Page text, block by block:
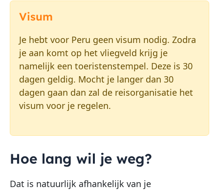
Visum
Je hebt voor Peru geen visum nodig. Zodra
je aan komt op het vliegveld krijg je
namelijk een toeristenstempel. Deze is 30
dagen geldig. Mocht je langer dan 30
dagen gaan dan zal de reisorganisatie het
visum voor je regelen.
Hoe lang wil je weg?
Dat is natuurlijk afhankelijk van je